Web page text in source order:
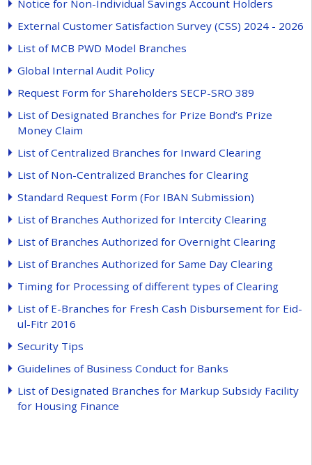
Notice for Non-Individual Savings Account Holders
External Customer Satisfaction Survey (CSS) 2024 - 2026
List of MCB PWD Model Branches
Global Internal Audit Policy
Request Form for Shareholders SECP-SRO 389
List of Designated Branches for Prize Bond’s Prize
Money Claim
List of Centralized Branches for Inward Clearing
List of Non-Centralized Branches for Clearing
Standard Request Form (For IBAN Submission)
List of Branches Authorized for Intercity Clearing
List of Branches Authorized for Overnight Clearing
List of Branches Authorized for Same Day Clearing
Timing for Processing of diferent types of Clearing
List of E-Branches for Fresh Cash Disbursement for Eid-
ul-Fitr 201 6
Security Tips
Guidelines of Business Conduct for Banks
List of Designated Branches for Markup Subsidy Facility
for Housing Finance